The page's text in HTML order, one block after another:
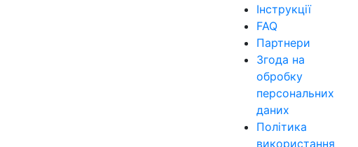
Інструкції
FAQ
Партнери
Згода на
обробку
персональних
даних
Політика
використання